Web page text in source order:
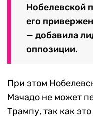
Нобелевской
его
— добавила
оппозиции.
При этом
Мачадо не может
Трампу, так как